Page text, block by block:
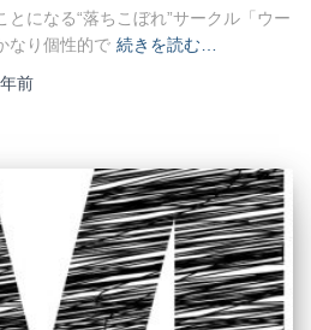
になる“落ちこぼれ”サークル「ウー
なり個性的で 続きを読む…
前